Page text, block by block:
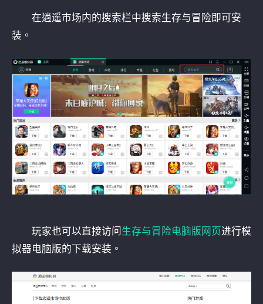
在逍遥市场内的搜索栏中搜索生存与冒险即可安
装。
玩家也可以直接访问生存与冒险电脑版网页进行模
拟器电脑版的下载安装。